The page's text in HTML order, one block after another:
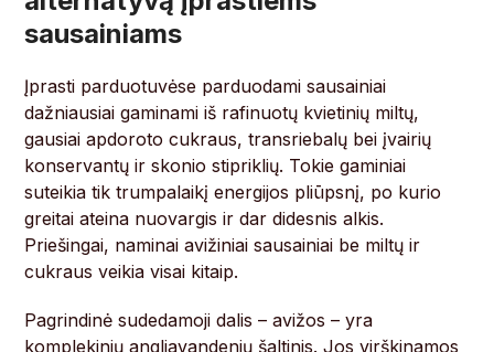
sausainiams
Įprasti parduotuvėse parduodami sausainiai
dažniausiai gaminami iš rafinuotų kvietinių miltų,
gausiai apdoroto cukraus, transriebalų bei įvairių
konservantų ir skonio stipriklių. Tokie gaminiai
suteikia tik trumpalaikį energijos pliūpsnį, po kurio
greitai ateina nuovargis ir dar didesnis alkis.
Priešingai, naminai avižiniai sausainiai be miltų ir
cukraus veikia visai kitaip.
Pagrindinė sudedamoji dalis – avižos – yra
komplekinių angliavandenių šaltinis. Jos virškinamos